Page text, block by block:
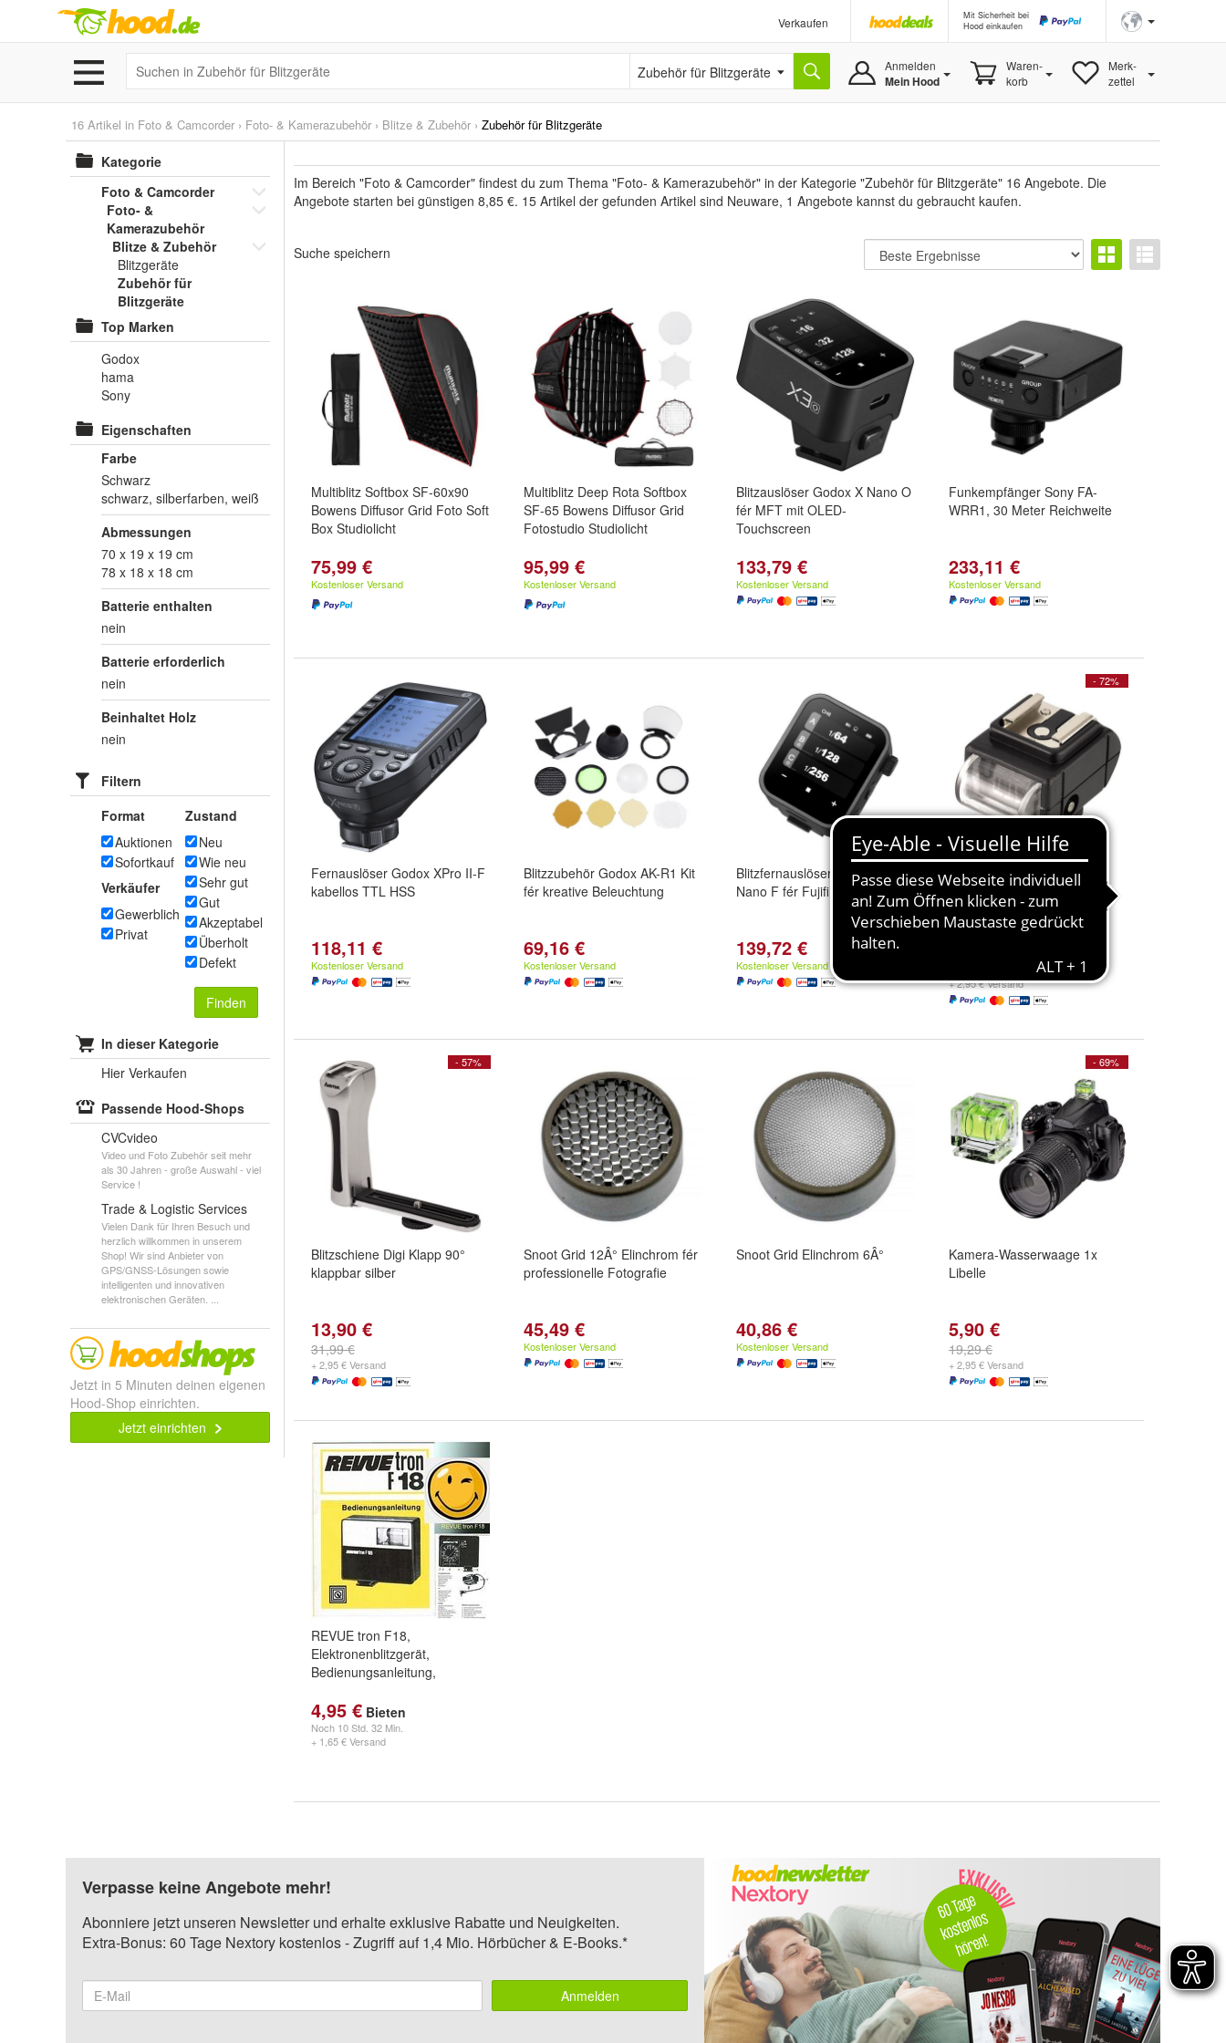
Verkaufen
Mit Sicherheit bei
Hood einkaufen
Zubehör für Blitzgeräte Anmelden
Mein Hood
Waren-
korb
Merk-
zettel
16 Artikel in Foto & Camcorder › Foto- & Kamerazubehör › Blitze & Zubehör › Zubehör für Blitzgeräte
Kategorie
Foto & Camcorder
Foto- &
Kamerazubehör
Blitze & Zubehör
Blitzgeräte
Zubehör für
Blitzgeräte
Top Marken
Godox
hama
Sony
Eigenschaften
Farbe
Schwarz
schwarz, silberfarben, weiß
Abmessungen
70 x 19 x 19 cm
78 x 18 x 18 cm
Batterie enthalten
nein
Batterie erforderlich
nein
Beinhaltet Holz
nein
Filtern
Format
Auktionen
Sofortkauf
Verkäufer
Gewerblich
Privat
Zustand
Neu
Wie neu
Sehr gut
Gut
Akzeptabel
Überholt
Defekt
Finden
In dieser Kategorie
Hier Verkaufen
Passende Hood-Shops
CVCvideo
Video und Foto Zubehör seit mehr
als 30 Jahren - große Auswahl - viel
Service !
Trade & Logistic Services
Vielen Dank für Ihren Besuch und
herzlich willkommen in unserem
Shop! Wir sind Anbieter von
GPS/GNSS-Lösungen sowie
intelligenten und innovativen
elektronischen Geräten. ...
Jetzt in 5 Minuten deinen eigenen
Hood-Shop einrichten.
Jetzt einrichten
Im Bereich "Foto & Camcorder" findest du zum Thema "Foto- & Kamerazubehör" in der Kategorie "Zubehör für Blitzgeräte" 16 Angebote. Die
Angebote starten bei günstigen 8,85 €. 15 Artikel der gefunden Artikel sind Neuware, 1 Angebote kannst du gebraucht kaufen.
Suche speichern
Multiblitz Softbox SF-60x90
Bowens Diffusor Grid Foto Soft
Box Studiolicht
75,99 €
Kostenloser Versand
Multiblitz Deep Rota Softbox
SF-65 Bowens Diffusor Grid
Fotostudio Studiolicht
95,99 €
Kostenloser Versand
Blitzauslöser Godox X Nano O
fér MFT mit OLED-
Touchscreen
133,79 €
Kostenloser Versand
Funkempfänger Sony FA-
WRR1, 30 Meter Reichweite
233,11 €
Kostenloser Versand
Fernauslöser Godox XPro II-F
kabellos TTL HSS
118,11 €
Kostenloser Versand
Blitzzubehör Godox AK-R1 Kit
fér kreative Beleuchtung
69,16 €
Kostenloser Versand
Blitzfernauslöser Godox X
Nano F fér Fujifilm
139,72 €
Kostenloser Versand
- 72%
Blitzauslöser Synchromat
Universal
+ 2,95 € Versand
- 57%
Blitzschiene Digi Klapp 90°
klappbar silber
13,90 €
31,99 €
+ 2,95 € Versand
Snoot Grid 12Â° Elinchrom fér
professionelle Fotografie
45,49 €
Kostenloser Versand
Snoot Grid Elinchrom 6Â°
40,86 €
Kostenloser Versand
- 69%
Kamera-Wasserwaage 1x
Libelle
5,90 €
19,29 €
+ 2,95 € Versand
REVUE tron F18,
Elektronenblitzgerät,
Bedienungsanleitung,
4,95 € Bieten
Noch 10 Std. 32 Min.
+ 1,65 € Versand
Verpasse keine Angebote mehr!
Abonniere jetzt unseren Newsletter und erhalte exklusive Rabatte und Neuigkeiten.
Extra-Bonus: 60 Tage Nextory kostenlos - Zugriff auf 1,4 Mio. Hörbücher & E-Books.*
Anmelden